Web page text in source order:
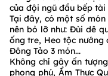
của đội ngũ đầu bếp tài
Tại đây, có một số
nên bỏ lỡ như: Đùi dê
ống tre, Heo tộc nướng
Đông Tảo 3 món...
Không chỉ gây ấn
phong phú, Ẩm Thực